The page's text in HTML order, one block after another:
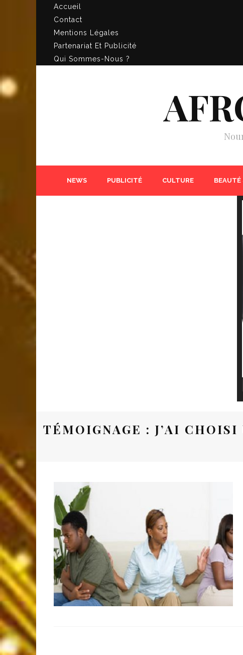
Accueil
Contact
Mentions Légales
Partenariat Et Publicité
Qui Sommes-Nous ?
NEWS PUBLICITÉ CULTURE BEAUTÉ
TÉMOIGNAGE : J’AI